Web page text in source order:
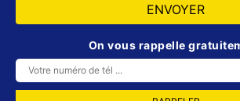
On vous rappelle